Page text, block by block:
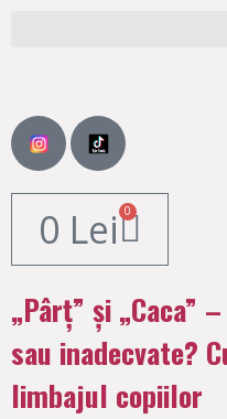
0 Lei 0
„Pârț” și „Caca”
sau inadecvate?
limbajul copiilor